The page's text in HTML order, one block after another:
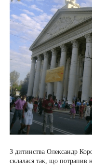
З дитинства Олександр
склалася так, що потрапив